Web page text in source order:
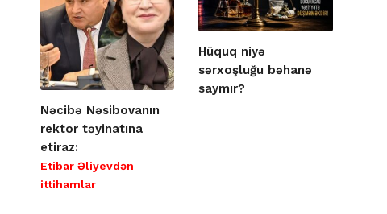
Nəcibə Nəsibovanın
rektor təyinatına
etiraz:
Etibar Əliyevdən
ittihamlar
Hüquq niyə
sərxoşluğu bəhanə
saymır?